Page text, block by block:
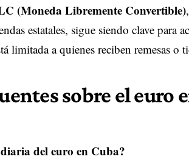
(Moneda Libremente Convertible)
estatales, sigue siendo clave para
limitada a quienes reciben remesas o
sobre el euro
del euro en Cuba?